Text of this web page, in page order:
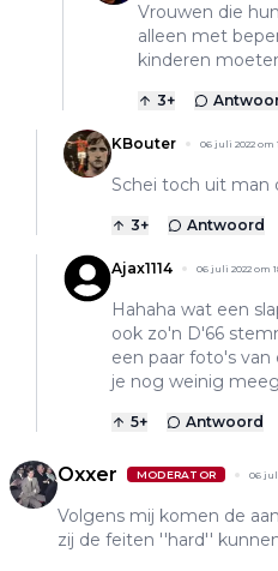
Vrouwen die
alleen met
kinderen
3+
KBouter 06 juli 2022 om
Schei toch uit man
3+ Antwoord
Ajax1114 06 juli 2022 om
Hahaha wat een
ook zo'n D'66
een paar foto's van
je nog weinig
5+ Antwoord
Oxxer MODERATOR 06 juli
Volgens mij komen de
zij de feiten ''hard''